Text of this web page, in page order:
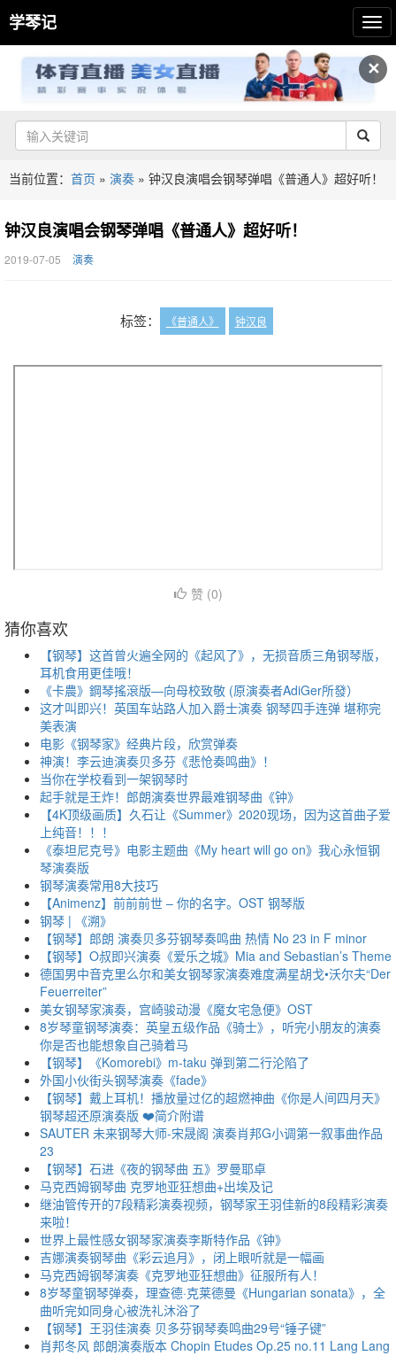
✕
学琴记
当前位置： 首页 » 演奏 » 钟汉良演唱会钢琴弹唱《普通人》超好听！
钟汉良演唱会钢琴弹唱《普通人》超好听！
2019-07-05 演奏
标签： 《普通人》 钟汉良
赞 (0)
猜你喜欢
【钢琴】这首曾火遍全网的《起风了》，无损音质三角钢琴版，
耳机食用更佳哦！
《卡農》鋼琴搖滾版—向母校致敬 (原演奏者AdiGer所發）
这才叫即兴！英国车站路人加入爵士演奏 钢琴四手连弹 堪称完
美表演
电影《钢琴家》经典片段，欣赏弹奏
神演！李云迪演奏贝多芬《悲怆奏鸣曲》！
当你在学校看到一架钢琴时
起手就是王炸！郎朗演奏世界最难钢琴曲《钟》
【4K顶级画质】久石让《Summer》2020现场，因为这首曲子爱
上纯音！！！
《泰坦尼克号》电影主题曲《My heart will go on》我心永恒钢
琴演奏版
钢琴演奏常用8大技巧
【Animenz】前前前世 – 你的名字。OST 钢琴版
钢琴 | 《溯》
【钢琴】郎朗 演奏贝多芬钢琴奏鸣曲 热情 No 23 in F minor
【钢琴】O叔即兴演奏《爱乐之城》Mia and Sebastian’s Theme
德国男中音克里么尔和美女钢琴家演奏难度满星胡戈•沃尔夫“Der
Feuerreiter”
美女钢琴家演奏，宫崎骏动漫《魔女宅急便》OST
8岁琴童钢琴演奏：英皇五级作品《骑士》，听完小朋友的演奏
你是否也能想象自己骑着马
【钢琴】《Komorebi》m-taku 弹到第二行沦陷了
外国小伙街头钢琴演奏《fade》
【钢琴】戴上耳机！播放量过亿的超燃神曲《你是人间四月天》
钢琴超还原演奏版 ❤️简介附谱
SAUTER 未来钢琴大师-宋晟阁 演奏肖邦G小调第一叙事曲作品
23
【钢琴】石进《夜的钢琴曲 五》罗曼耶卓
马克西姆钢琴曲 克罗地亚狂想曲+出埃及记
继油管传开的7段精彩演奏视频，钢琴家王羽佳新的8段精彩演奏
来啦！
世界上最性感女钢琴家演奏李斯特作品《钟》
吉娜演奏钢琴曲《彩云追月》，闭上眼听就是一幅画
马克西姆钢琴演奏《克罗地亚狂想曲》征服所有人！
8岁琴童钢琴弹奏，理查德·克莱德曼《Hungarian sonata》，全
曲听完如同身心被洗礼沐浴了
【钢琴】王羽佳演奏 贝多芬钢琴奏鸣曲29号“锤子键”
肖邦冬风 郎朗演奏版本 Chopin Etudes Op.25 no.11 Lang Lang